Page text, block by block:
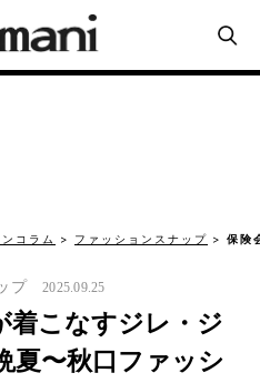
コラム ファッションスナップ 保険
プ 2025.09.25
着こなすジレ・ジ
夏〜秋口ファッシ